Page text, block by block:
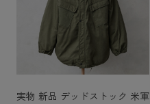
実物 新品 デッドストック 米軍